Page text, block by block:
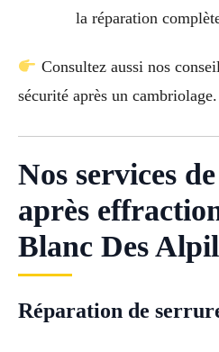
la réparation
Consultez aussi nos
sécurité après un cambriolage.
Nos services
après
Blanc Des
Réparation de